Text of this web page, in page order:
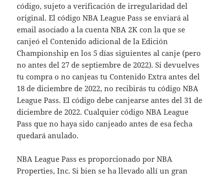
código, sujeto a verificación de irregularidad del
original. El código NBA League Pass se enviará al
email asociado a la cuenta NBA 2K con la que se
canjeó el Contenido adicional de la Edición
Championship en los 5 días siguientes al canje (pero
no antes del 27 de septiembre de 2022). Si devuelves
tu compra o no canjeas tu Contenido Extra antes del
18 de diciembre de 2022, no recibirás tu código NBA
League Pass. El código debe canjearse antes del 31 de
diciembre de 2022. Cualquier código NBA League
Pass que no haya sido canjeado antes de esa fecha
quedará anulado.
NBA League Pass es proporcionado por NBA
Properties, Inc. Si bien se ha llevado allí un gran